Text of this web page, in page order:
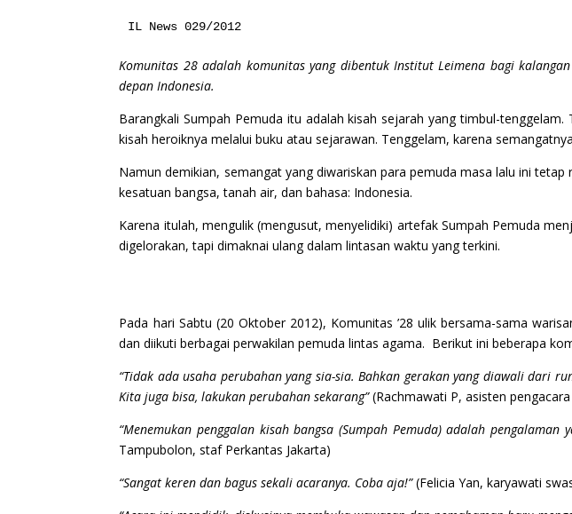
IL News 029/2012
Komunitas 28 adalah komunitas yang dibentuk Institut Leimena bagi
depan Indonesia.
Barangkali Sumpah Pemuda itu adalah kisah sejarah yang timbul-
kisah heroiknya melalui buku atau sejarawan. Tenggelam, karena
Namun demikian, semangat yang diwariskan para pemuda masa lalu ini
kesatuan bangsa, tanah air, dan bahasa: Indonesia.
Karena itulah, mengulik (mengusut, menyelidiki) artefak Sumpah Pemuda
digelorakan, tapi dimaknai ulang dalam lintasan waktu yang terkini.
Pada hari Sabtu (20 Oktober 2012), Komunitas ’28 ulik bersama-sama
dan diikuti berbagai perwakilan pemuda lintas agama. Berikut ini beberapa
“Tidak ada usaha perubahan yang sia-sia. Bahkan gerakan yang diawali dari
Kita juga bisa, lakukan perubahan sekarang”(Rachmawati P, asisten
“Menemukan penggalan kisah bangsa (Sumpah Pemuda) adalah
Tampubolon, staf Perkantas Jakarta)
“Sangat keren dan bagus sekali acaranya. Coba aja!”(Felicia Yan, karyawati